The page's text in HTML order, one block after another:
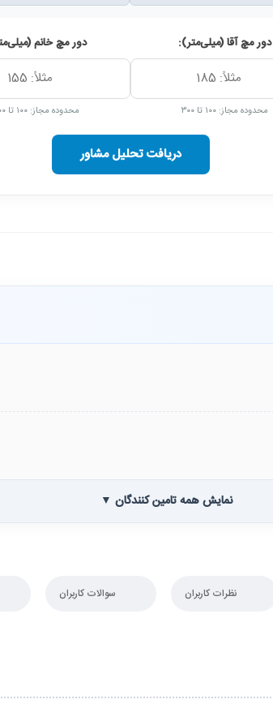
دور مچ آقا (میلی‌متر):
محدوده مجاز: ۱۰۰ تا ۳۰۰
دور مچ خانم
محدوده مجاز: ۱۰۰ تا ۳۰۰
دریافت تحلیل مشاور
نمایش همه تامین کنندگان ▼
نظرات کاربران سوالات کاربران